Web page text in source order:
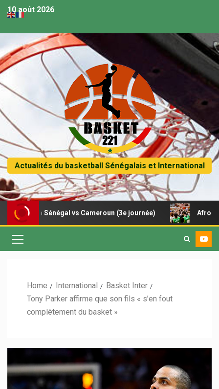
10 août 2026
Actualités du basketball Sénégalais et International
Sénégal vs Cameroun (3e journée) Afrobasket
Home International
Basket Inter
Tony Parker affirme que son fils « s’en fout
complètement du basket »